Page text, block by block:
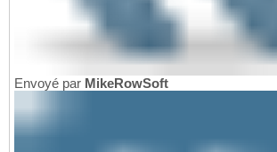
Envoyé par MikeRowSoft